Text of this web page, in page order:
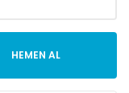
HEMEN AL